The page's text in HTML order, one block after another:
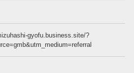
gyofu.business.site/?